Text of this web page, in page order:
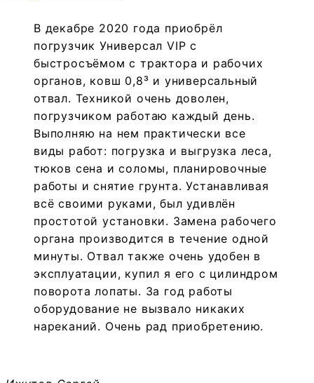
В декабре 2020 года приобрёл
погрузчик Универсал VIP с
быстросъёмом с трактора и рабочих
органов, ковш 0,8³ и универсальный
отвал. Техникой очень доволен,
погрузчиком работаю каждый день.
Выполняю на нем практически все
виды работ: погрузка и выгрузка леса,
тюков сена и соломы, планировочные
работы и снятие грунта. Устанавливая
всё своими руками, был удивлён
простотой установки. Замена рабочего
органа производится в течение одной
минуты. Отвал также очень удобен в
эксплуатации, купил я его с цилиндром
поворота лопаты. За год работы
оборудование не вызвало никаких
нареканий. Очень рад приобретению.